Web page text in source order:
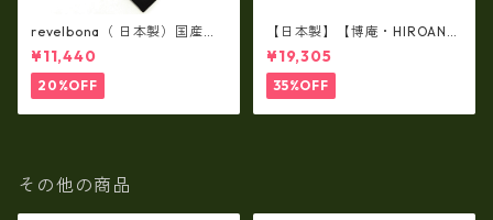
revelbona（ 日本製）国産牛
革製・お札入れ ロングウォ
レット rl-001
¥11,440
20%OFF
【日本製】【博庵・HIROAN】
最高級牛革（ボーテッド）札
入れ・長財布 ha-21535
¥19,305
35%OFF
その他の商品